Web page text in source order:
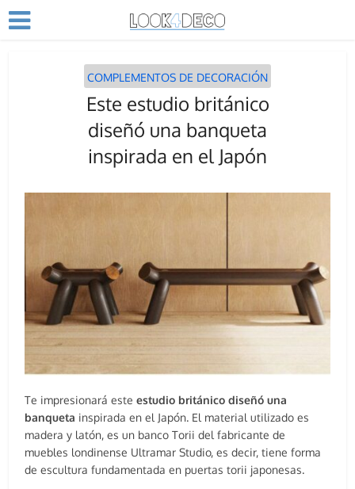
COMPLEMENTOS DE DECORACIÓN
Este estudio británico
diseñó una banqueta
inspirada en el Japón
Te impresionará esteestudio británico diseñó una
banqueta inspirada en el Japón. El material utilizado es
madera y latón, es un banco Torii del fabricante de
muebles londinense Ultramar Studio, es decir, tiene forma
de escultura fundamentada en puertas torii japonesas.